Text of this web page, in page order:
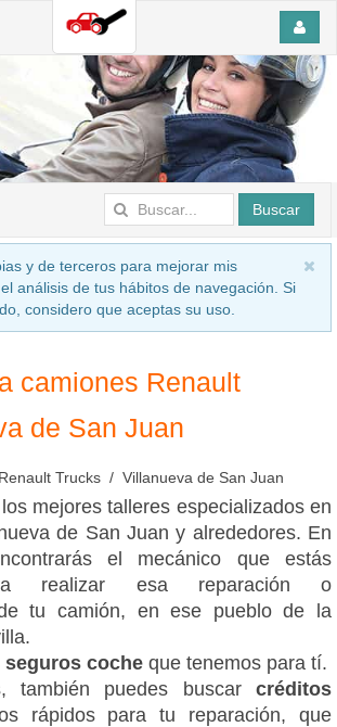
Buscar
y de terceros para mejorar mis
análisis de tus hábitos de navegación. Si
considero que aceptas su uso.
camiones Renault
de San Juan
Renault Trucks Villanueva de San Juan
mejores talleres especializados en
de San Juan y alrededores. En
el mecánico que estás
realizar esa reparación o
tu camión, en ese pueblo de la
seguros coche que tenemos para tí.
también puedes buscar créditos
rápidos para tu reparación, que